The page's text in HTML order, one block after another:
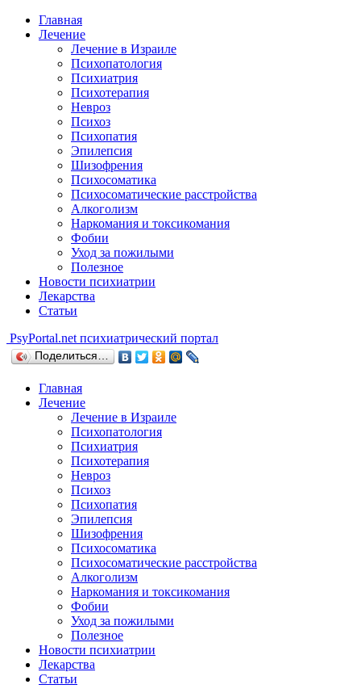
Главная
Лечение
Лечение в Израиле
Психопатология
Психиатрия
Психотерапия
Невроз
Психоз
Психопатия
Эпилепсия
Шизофрения
Психосоматика
Психосоматические расстройства
Алкоголизм
Наркомания и токсикомания
Фобии
Уход за пожилыми
Полезное
Новости психиатрии
Лекарства
Статьи
PsyPortal.net психиатрический портал
Поделиться…
Главная
Лечение
Лечение в Израиле
Психопатология
Психиатрия
Психотерапия
Невроз
Психоз
Психопатия
Эпилепсия
Шизофрения
Психосоматика
Психосоматические расстройства
Алкоголизм
Наркомания и токсикомания
Фобии
Уход за пожилыми
Полезное
Новости психиатрии
Лекарства
Статьи